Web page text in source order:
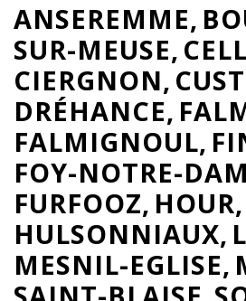
ANSEREMME
SUR-MEUSE
CIERGNON
DRÉHANCE
FALMIGNOUL
FOY-NOTRE-
FURFOOZ HOUR
HULSONNIAUX
MESNIL-EGLISE